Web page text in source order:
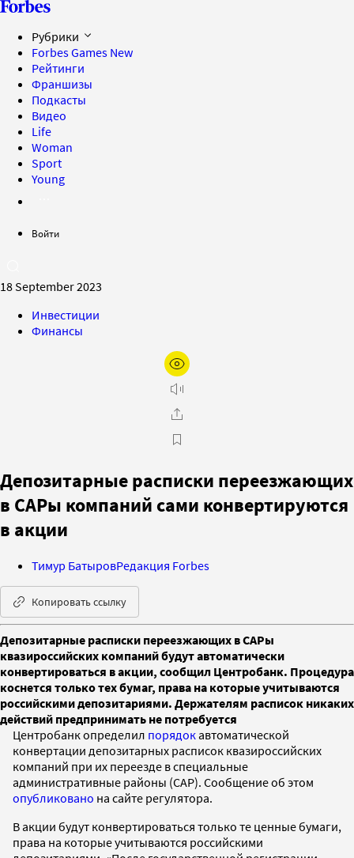
Рубрики
Forbes Games New
Рейтинги
Франшизы
Подкасты
Видео
Life
Woman
Sport
Young
Войти
18 September 2023
Инвестиции
Финансы
Депозитарные расписки переезжающих
в САРы компаний сами конвертируются
в акции
Тимур БатыровРедакция Forbes
Копировать ссылку
Депозитарные расписки переезжающих в САРы
квазироссийских компаний будут автоматически
конвертироваться в акции, сообщил Центробанк. Процедура
коснется только тех бумаг, права на которые учитываются
российскими депозитариями. Держателям расписок никаких
действий предпринимать не потребуется
Центробанк определил порядокавтоматической
конвертации депозитарных расписок квазироссийских
компаний при их переезде в специальные
административные районы (САР). Сообщение об этом
опубликовано на сайте регулятора.
В акции будут конвертироваться только те ценные бумаги,
права на которые учитываются российскими